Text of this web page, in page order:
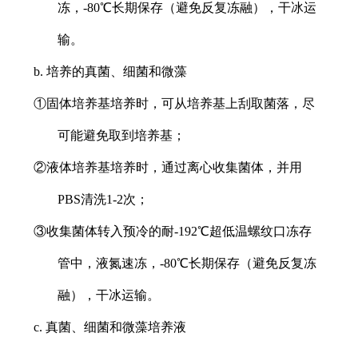
冻，-80℃长期保存（避免反复冻融），干冰运
输。
b. 培养的真菌、细菌和微藻
①固体培养基培养时，可从培养基上刮取菌落，尽
可能避免取到培养基；
②液体培养基培养时，通过离心收集菌体，并用
PBS清洗1-2次；
③收集菌体转入预冷的耐-192℃超低温螺纹口冻存
管中，液氮速冻，-80℃长期保存（避免反复冻
融），干冰运输。
c. 真菌、细菌和微藻培养液